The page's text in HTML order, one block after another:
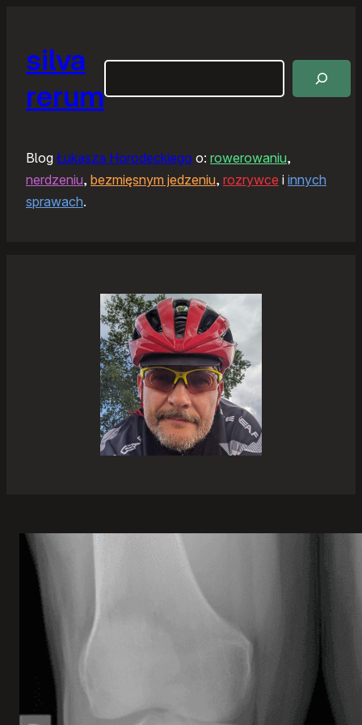
silva
rerum
Blog Łukasza Horodeckiego o: rowerowaniu,
nerdzeniu, bezmięsnym jedzeniu, rozrywce i innych
sprawach.